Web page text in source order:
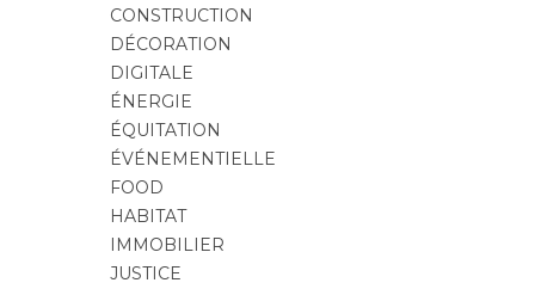
CONSTRUCTION
DÉCORATION
DIGITALE
ÉNERGIE
ÉQUITATION
ÉVÉNEMENTIELLE
FOOD
HABITAT
IMMOBILIER
JUSTICE